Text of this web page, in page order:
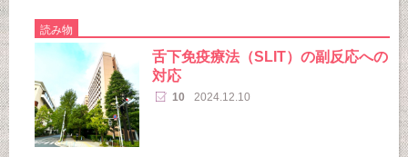
読み物
舌下免疫療法（SLIT）の副反応への
対応
10 2024.12.10